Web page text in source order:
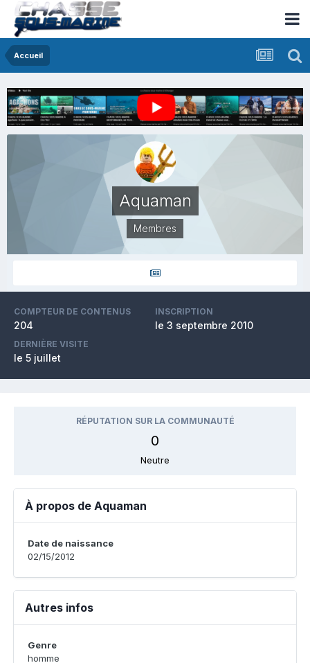
Accueil
Aquaman
Membres
COMPTEUR DE CONTENUS
204
INSCRIPTION
le 3 septembre 2010
DERNIÈRE VISITE
le 5 juillet
RÉPUTATION SUR LA COMMUNAUTÉ
0
Neutre
À propos de Aquaman
Date de naissance
02/15/2012
Autres infos
Genre
homme